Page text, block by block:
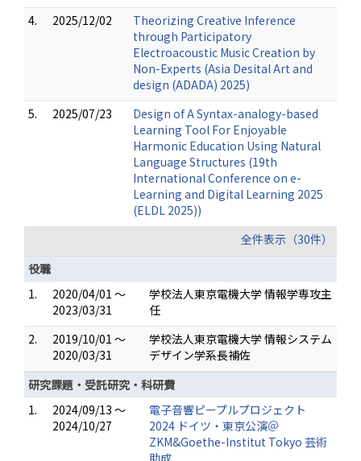
4.
2025/12/02
Theorizing Creative Inference
through Participatory
Electroacoustic Music Creation by
Non-Experts (Asia Desital Art and
design (ADADA) 2025)
5.
2025/07/23
Design of A Syntax-analogy-based
Learning Tool For Enjoyable
Harmonic Education Using Natural
Language Structures (19th
International Conference on e-
Learning and Digital Learning 2025
(ELDL 2025))
全件表示（30件）
役職
1.
2020/04/01 ～
2023/03/31
学校法人東京電機大学 情報学専攻主
任
2.
2019/10/01 ～
2020/03/31
学校法人東京電機大学 情報システム
デザイン学系長補佐
研究課題・受託研究・科研費
1.
2024/09/13 ～
2024/10/27
電子音響ピープルプロジェクト
2024 ドイツ・東京公演＠
ZKM&Goethe-Institut Tokyo 芸術
助成